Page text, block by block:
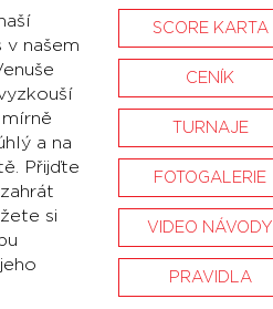
v našem
a na
Přijďte
si
SCORE KARTA
CENÍK
TURNAJE
FOTOGALERIE
VIDEO NÁVODY
PRAVIDLA